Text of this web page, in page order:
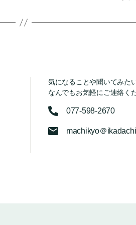
気になることや聞いてみた
なんでもお気軽にご連絡く
077-598-2670
machikyo＠